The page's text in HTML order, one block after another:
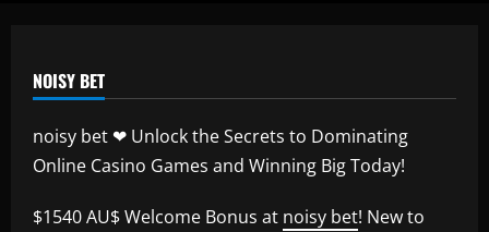
NOISY BET
noisy bet ❤ Unlock the Secrets to Dominating
Online Casino Games and Winning Big Today!
$1540 AU$ Welcome Bonus at noisy bet! New to